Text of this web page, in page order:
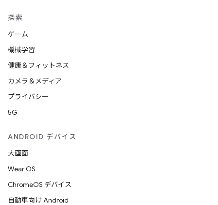
探索
ゲーム
機械学習
健康＆フィットネス
カメラ＆メディア
プライバシー
5G
ANDROID デバイス
大画面
Wear OS
ChromeOS デバイス
自動車向け Android